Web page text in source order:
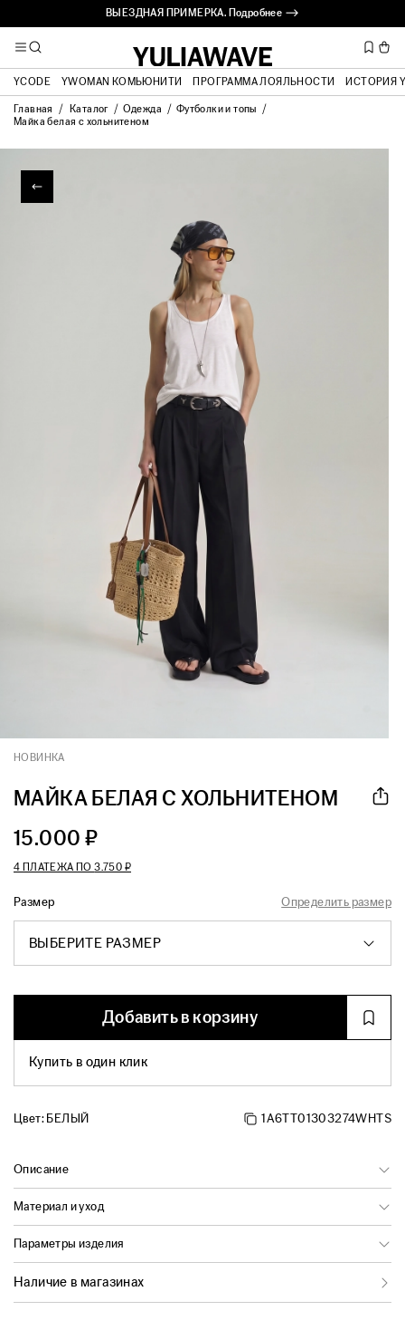
ВЫЕЗДНАЯ ПРИМЕРКА. Подробнее ⟶
YCODE YWOMAN КОМЬЮНИТИ ПРОГРАММА ЛОЯЛЬНОСТИ ИСТОРИЯ
Главная Каталог Одежда
Футболки и топы
Майка белая с хольнитеном
НОВИНКА
МАЙКА БЕЛАЯ С ХОЛЬНИТЕНОМ
15.000 ₽
4 ПЛАТЕЖА ПО3.750 ₽
Размер Определить размер
ВЫБЕРИТЕ РАЗМЕР
Добавить в корзину
Купить в один клик
Цвет:БЕЛЫЙ 1A6TT01303274WHTS
Описание
Материал и уход
Параметры изделия
Наличие в магазинах